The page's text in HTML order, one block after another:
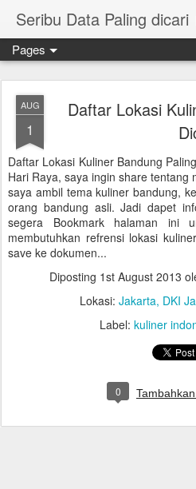
Seribu Data Paling dicari
Pages
AUG
1
Daftar Lokasi
Daftar Lokasi Kuliner Bandung
Hari Raya, saya ingin share tentang
saya ambil tema kuliner bandung,
orang bandung asli. Jadi dapet
segera Bookmark halaman ini
membutuhkan refrensi lokasi
save ke dokumen...
Diposting 1st August 2013
Lokasi: Jakarta, DKI
Label: kuliner
0